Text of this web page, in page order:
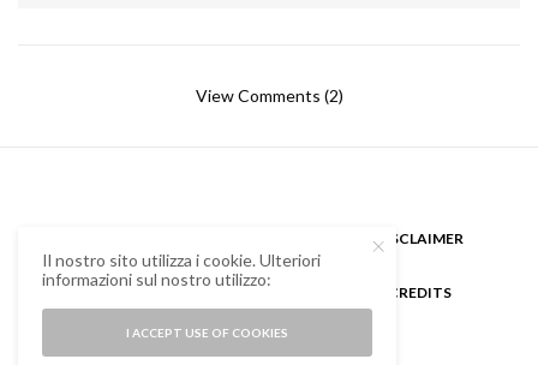
View Comments (2)
DISCLAIMER
CREDITS
Il nostro sito utilizza i cookie. Ulteriori
informazioni sul nostro utilizzo:
I ACCEPT USE OF COOKIES